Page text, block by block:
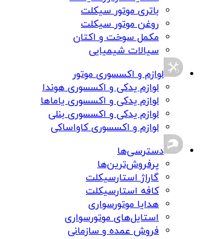
باتری موتور سیکلت
روغن موتور سیکلت
مکمل سوخت و اکتان
سیالات شیمیایی
لوازم و اکسسوری موتور
لوازم یدکی و اکسسوری هوندا
لوازم یدکی و اکسسوری یاماها
لوازم یدکی و اکسسوری بنلی
لوازم و اکسسوری کاواساکی
دسترسی‌ها
پرفروش‌ترین‌ها
گاراژ استارسیکلت
کافه استارسیکلت
هدایا موتورسواری
استایل‌های موتورسواری
فروش عمده و سازمانی